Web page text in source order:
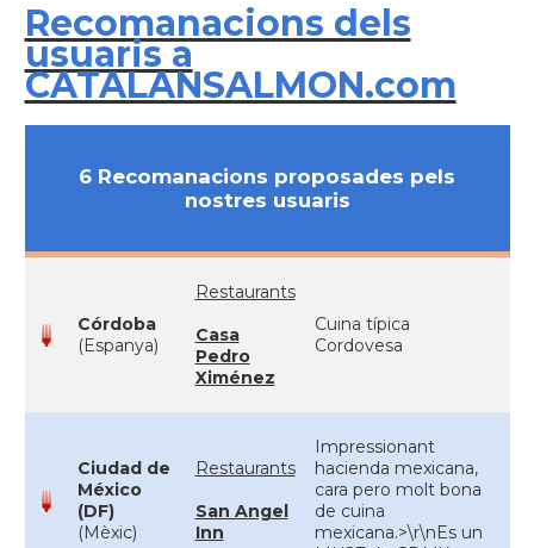
Recomanacions dels
usuaris a
CATALANSALMON.com
6 Recomanacions proposades pels
nostres usuaris
Córdoba
(Espanya)
Restaurants
Casa
Pedro
Ximénez
Cuina típica
Cordovesa
Ciudad de
México
(DF)
(Mèxic)
Restaurants
San Angel
Inn
Impressionant
hacienda mexicana,
cara pero molt bona
de cuina
mexicana.>\r\nEs un